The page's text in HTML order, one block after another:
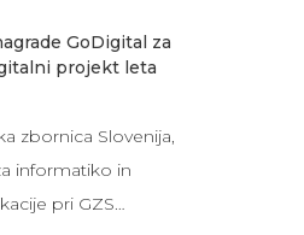
GoDigital za
projekt leta
zbornica Slovenija,
informatiko in
pri GZS…